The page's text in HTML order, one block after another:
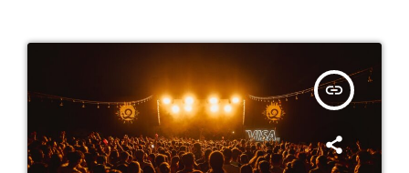
insert_link